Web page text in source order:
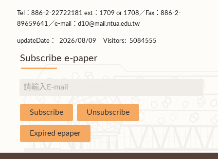
Tel：886-2-22722181 ext：1709 or 1708／Fax：886-2-
89659641／e-mail：d10@mail.ntua.edu.tw
updateDate： 2026/08/09 Visitors: 5084555
Subscribe e-paper